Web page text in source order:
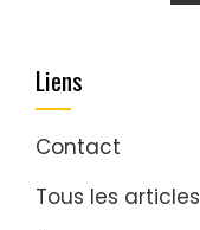
Liens
Contact
Tous les articles